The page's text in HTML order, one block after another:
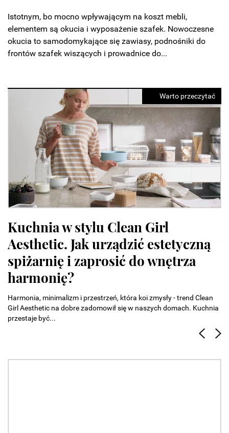
Istotnym, bo mocno wpływającym na koszt mebli,
elementem są okucia i wyposażenie szafek. Nowoczesne
okucia to samodomykające się zawiasy, podnośniki do
frontów szafek wiszących i prowadnice do...
Warto przeczytać
Kuchnia w stylu Clean Girl
Aesthetic. Jak urządzić estetyczną
spiżarnię i zaprosić do wnętrza
harmonię?
Harmonia, minimalizm i przestrzeń, która koi zmysły - trend Clean
Girl Aesthetic na dobre zadomowił się w naszych domach. Kuchnia
przestaje być...